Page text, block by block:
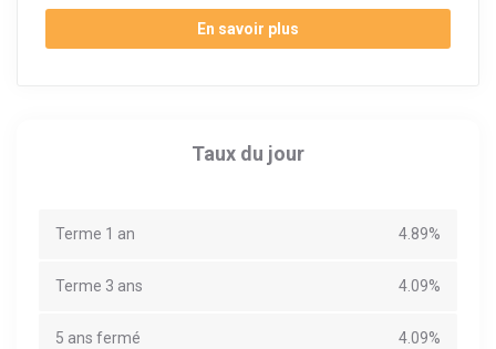
En savoir plus
Taux du jour
Terme 1 an 4.89%
Terme 3 ans 4.09%
5 ans fermé 4.09%